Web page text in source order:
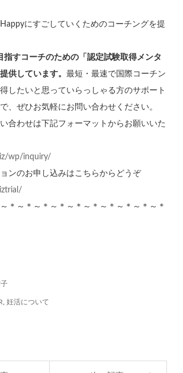
にすごしていくためのコーチングを提
指すコーチのための「認定試験取得メンタ
供しています。最短・最速で国際コーチン
したいと思っていらっしゃる方のサポート
、ぜひお気軽にお問い合わせください。
合わせは下記フォーマットからお願いいた
wp/inquiry/
ンのお申し込みはこちらからどうぞ
＊～＊～＊～＊～＊～＊～＊～＊～＊～＊
,妊活について